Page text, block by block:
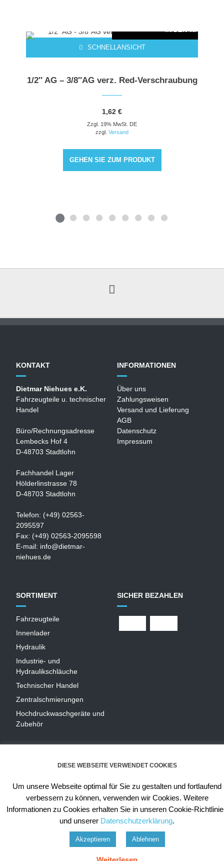
IN DEN
SCHNELLANSICHT
1/2″ AG – 3/8″AG verz. Red-Verschraubung
1,62€
Zzgl. 19% MwSt. DE
zzgl.Versand
GEHEN SIE ZUM PRODUKT
KONTAKT
Dietmar Niehues e.K.
Fahrzeugteile u. technischer
Handel
Büro/Rechnungsadresse
Lembecks Hof 4
D-48703 Stadtlohn
Fachhandel Lager
Hölderlinstrasse 78
D-48703 Stadtlohn
Telefon: (+49) 02563-
2095597
Fax: (+49) 02563-2095598
E-mail: info@dietmar-
niehues.de
INFORMATIONEN
Über uns
Zahlungsweisen
Versand und Lieferung
AGB
Datenschutz
Impressum
SORTIMENT
Fahrzeugteile
Innenlader
Hydraulik
Industrie- und
Hydraulikschläuche
Technischer Handel
Zentralschmierungen
Hochdruckwaschgeräte und
Zubehör
SICHER BEZAHLEN
ZAHLUNGSWEISEN
VERSAND & LIEFERUNG
WIDERRUF IMPRESSUM
DIESE WEBSEITE VERWENDET COOKIES
Um unsere Webseite optimal für Sie zu gestalten und fortlaufend
verbessern zu können, verwenden wir Cookies. Weitere
Informationen zu Cookies erhalten Sie in unseren Cookie-
und unserer Datenschutzerklärung.
Akzeptieren Ablehnen